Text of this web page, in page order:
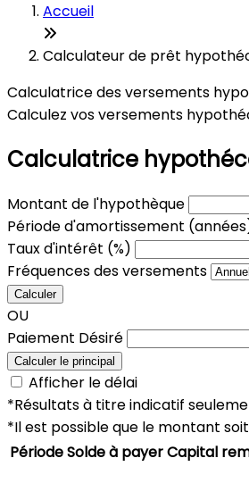
Accueil
Calculateur de prêt
Calculatrice des versements
Calculez vos versements
Calculatrice
Montant de l'hypothèque
Période d'amortissement
Taux d'intérêt (%)
Fréquences des versements
Calculer
OU
Paiement Désiré
Calculer le principal
Afficher le délai
*Résultats à titre indicatif
*Il est possible que le montant
PériodeSolde à payerCapital